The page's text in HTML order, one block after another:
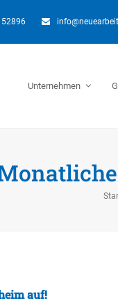
52896
Unternehmen
auf!